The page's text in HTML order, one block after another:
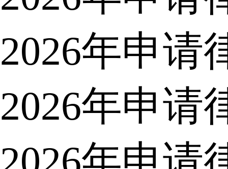
2026年申请
2026年申请